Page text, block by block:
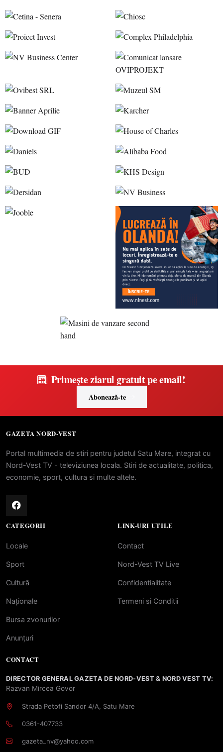
Primește ziarul gratuit pe email!
Abonează-te
GAZETA NORD-VEST
Portal multimedia de stiri pentru judetul Satu Mare, integrat cu
Nord-Vest TV - televiziunea locala. Stiri de actualitate, politica,
economie, sport, cultura si multe altele.
CATEGORII
Locale
Sport
Cultură
Naționale
Bursa zvonurilor
Anunțuri
LINK-URI UTILE
Contact
Nord-Vest TV Live
Confidentialitate
Termeni si Conditii
CONTACT
DIRECTOR GENERAL GAZETA DE NORD-VEST & NORD VEST TV:
Razvan Mircea Govor
Strada Petofi Sandor 4/A, Satu Mare
0361-407733
gazeta_nv@yahoo.com